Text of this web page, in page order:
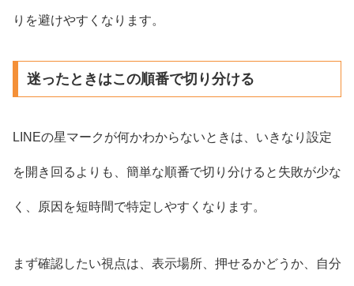
りを避けやすくなります。
迷ったときはこの順番で切り分ける
LINEの星マークが何かわからないときは、いきなり設定
を開き回るよりも、簡単な順番で切り分けると失敗が少な
く、原因を短時間で特定しやすくなります。
まず確認したい視点は、表示場所、押せるかどうか、自分